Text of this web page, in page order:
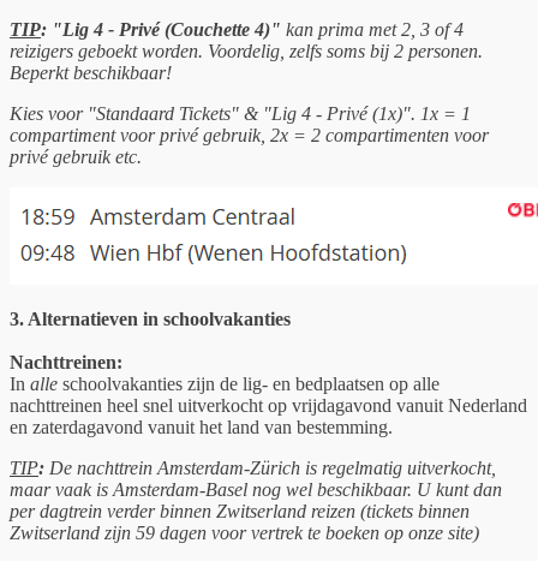
TIP: "Lig 4 - Privé (Couchette 4)" kan prima met 2, 3 of 4
reizigers geboekt worden. Voordelig, zelfs soms bij 2 personen.
Beperkt beschikbaar!
Kies voor "Standaard Tickets" & "Lig 4 - Privé (1x)". 1x = 1
compartiment voor privé gebruik, 2x = 2 compartimenten voor
privé gebruik etc.
3. Alternatieven in schoolvakanties
Nachttreinen:
In alle schoolvakanties zijn de lig- en bedplaatsen op alle
nachttreinen heel snel uitverkocht op vrijdagavond vanuit Nederland
en zaterdagavond vanuit het land van bestemming.
TIP: De nachttrein Amsterdam-Zürich is regelmatig uitverkocht,
maar vaak is Amsterdam-Basel nog wel beschikbaar. U kunt dan
per dagtrein verder binnen Zwitserland reizen (tickets binnen
Zwitserland zijn 59 dagen voor vertrek te boeken op onze site)